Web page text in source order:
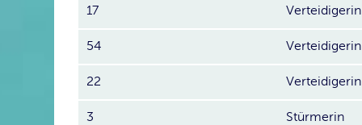
17 Verteidigerin
54 Verteidigerin
22 Verteidigerin
3 Stürmerin